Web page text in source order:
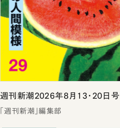
週刊新潮2026年8月13・20日号
「週刊新潮」編集部